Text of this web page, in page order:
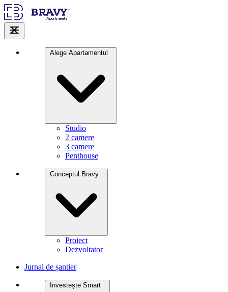
Alege Apartamentul
Studio
2 camere
3 camere
Penthouse
Conceptul Bravy
Proiect
Dezvoltator
Jurnal de șantier
Investește Smart